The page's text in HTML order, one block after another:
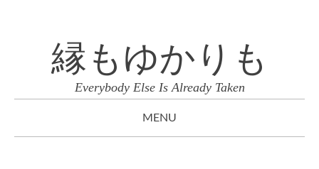
縁もゆかりも
Everybody Else Is Already Taken
MENU